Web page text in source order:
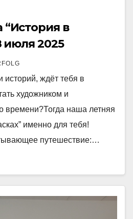
в
июля 2025
историй, ждёт тебя в
художником и
времени?Тогда наша летняя
именно для тебя!
путешествие:…